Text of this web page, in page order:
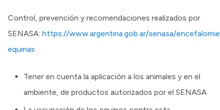
Control, prevención y recomendaciones realizados por
SENASA: https://www.argentina.gob.ar/senasa/
equinas
Tener en cuenta la aplicación a los animales y en el
ambiente, de productos autorizados por el SENASA